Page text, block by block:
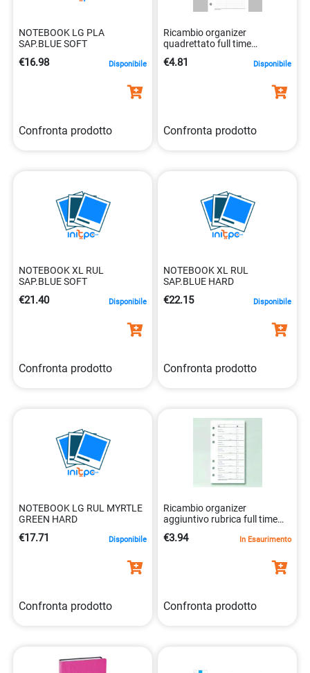
NOTEBOOK LG PLA
SAP.BLUE SOFT
€16.98 Disponibile
Confronta prodotto
Ricambio organizer
quadrettato full time
€4.81 Disponibile
Confronta prodotto
NOTEBOOK XL RUL
SAP.BLUE SOFT
€21.40 Disponibile
Confronta prodotto
NOTEBOOK XL RUL
SAP.BLUE HARD
€22.15 Disponibile
Confronta prodotto
NOTEBOOK LG RUL MYRTLE
GREEN HARD
€17.71 Disponibile
Confronta prodotto
Ricambio organizer
aggiuntivo rubrica full time
€3.94 In Esaurimento
Confronta prodotto